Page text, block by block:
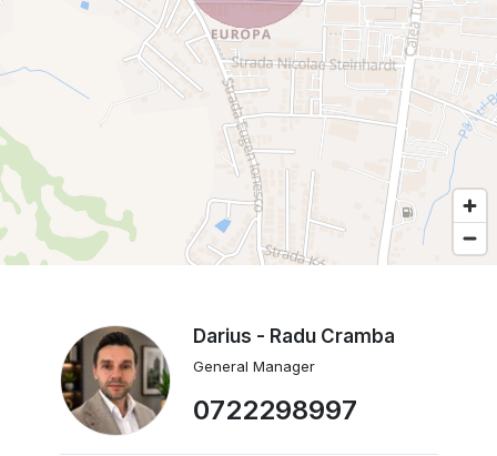
Darius - Radu Cramba
General Manager
0722298997